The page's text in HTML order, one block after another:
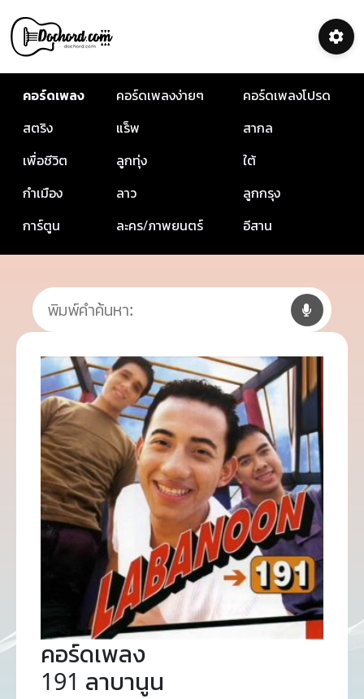
คอร์ดเพลง คอร์ดเพลงง่ายๆ
คอร์ดเพลงโปรด
สตริง
แร็พ
สากล
เพื่อชีวิต
ลูกทุ่ง
ใต้
กำเมือง
ลาว
ลูกกรุง
การ์ตูน
ละคร/ภาพยนตร์ อีสาน
คอร์ดเพลง
191 ลาบานูน